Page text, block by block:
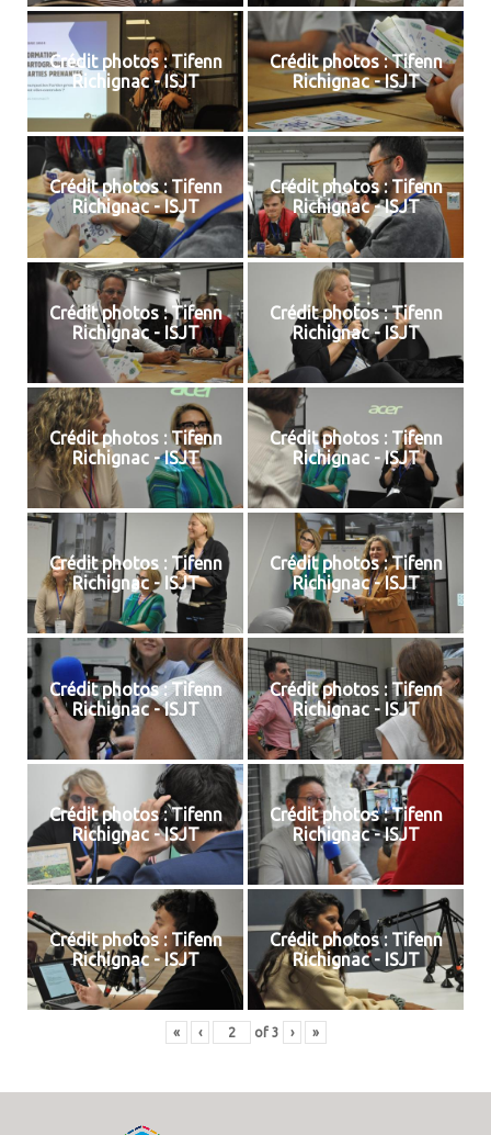
Crédit photos : Tifenn
Richignac - ISJT
Crédit photos : Tifenn
Richignac - ISJT
Crédit photos : Tifenn
Richignac - ISJT
Crédit photos : Tifenn
Richignac - ISJT
Crédit photos : Tifenn
Richignac - ISJT
Crédit photos : Tifenn
Richignac - ISJT
Crédit photos : Tifenn
Richignac - ISJT
Crédit photos : Tifenn
Richignac - ISJT
Crédit photos : Tifenn
Richignac - ISJT
Crédit photos : Tifenn
Richignac - ISJT
Crédit photos : Tifenn
Richignac - ISJT
Crédit photos : Tifenn
Richignac - ISJT
Crédit photos : Tifenn
Richignac - ISJT
Crédit photos : Tifenn
Richignac - ISJT
Crédit photos : Tifenn
Richignac - ISJT
Crédit photos : Tifenn
Richignac - ISJT
« ‹ of 3 › »